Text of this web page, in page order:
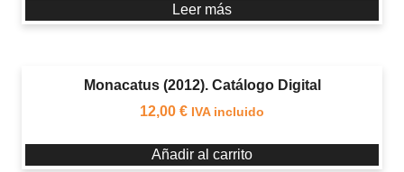
Leer más
Monacatus (2012). Catálogo Digital
12,00 € IVA incluido
Añadir al carrito